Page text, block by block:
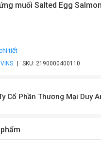
muối Salted Egg
tiết
SKU: 2190000400110
Cổ Phần Thương Mại Duy